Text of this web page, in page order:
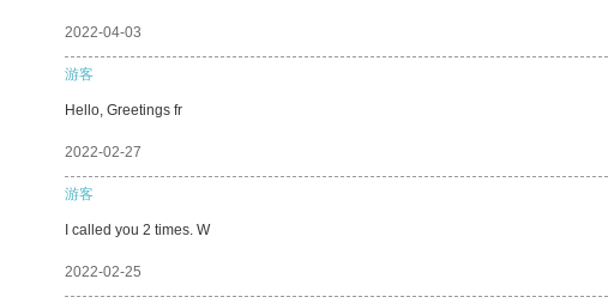
2022-04-03
游客
Hello, Greetings fr
2022-02-27
游客
I called you 2 times. W
2022-02-25